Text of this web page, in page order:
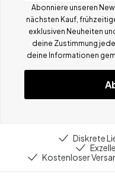
Abonniere unseren
nächsten Kauf,
exklusiven Neuheiten
deine Zustimmung
deine Informationen
Diskrete
Kostenloser